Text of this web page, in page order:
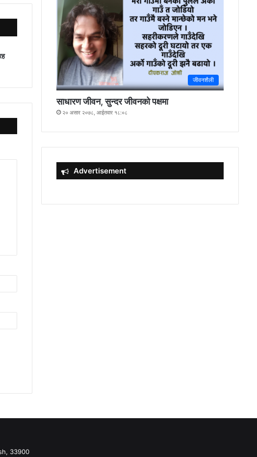
जीवनशैली
साधारण जीवन, सुन्दर जीवनको पक्षमा
२० असार २०७८, आईतवार १८:०८
Advertisement
33900